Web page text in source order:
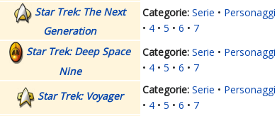
Star Trek: The Next
Generation
Serie Personaggi
4
5 6
7
Star Trek: Deep Space
Nine
Serie Personaggi
4
5 6 7
Star Trek: Voyager Serie Personaggi
4
5 6
7